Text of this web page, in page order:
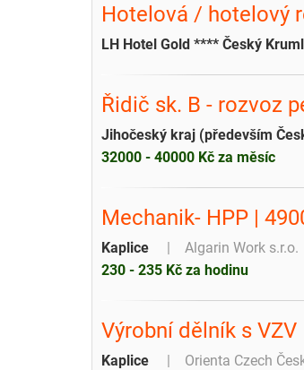
Hotelová / hotelový
LH Hotel Gold **** Český
Řidič sk. B - rozvoz
Jihočeský kraj (především
32000 - 40000 Kč za měsíc
Mechanik- HPP |
Kaplice
Algarin Work s.r.o.
230 - 235 Kč za hodinu
Výrobní dělník s VZV
Kaplice
Orienta Czech